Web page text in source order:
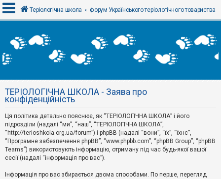
х
і
Р
е
с
т
р
а
ц
і
я
Теріологічна школа форум Українського теріологічного товариства
ТЕРІОЛОГІЧНА ШКОЛА - Заява про
конфіденційність
Ця політика детально пояснює, як “ТЕРІОЛОГІЧНА ШКОЛА” і його
підрозділи (надалі “ми”, “наш”, “ТЕРІОЛОГІЧНА ШКОЛА”,
“http://terioshkola.org.ua/forum”) і phpBB (надалі “вони”, “їх”, “їхнє”,
“Програмне забезпечення phpBB”, “www.phpbb.com”, “phpBB Group”, “phpBB
Teams”) використовують інформацію, отриману під час будь-якої вашої
сесії (надалі “інформація про вас”).
Інформація про вас збирається двома способами. По перше, перегляд